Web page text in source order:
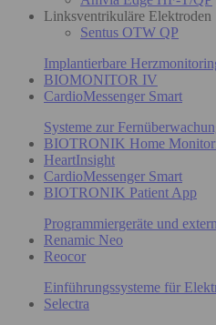
Linksventrikuläre Elektroden
Sentus OTW QP
Implantierbare
BIOMONITOR IV
CardioMessenger Smart
Systeme zur
BIOTRONIK Home
HeartInsight
CardioMessenger Smart
BIOTRONIK Patient App
Programmiergeräte und
Renamic Neo
Reocor
Einführungssysteme für
Selectra